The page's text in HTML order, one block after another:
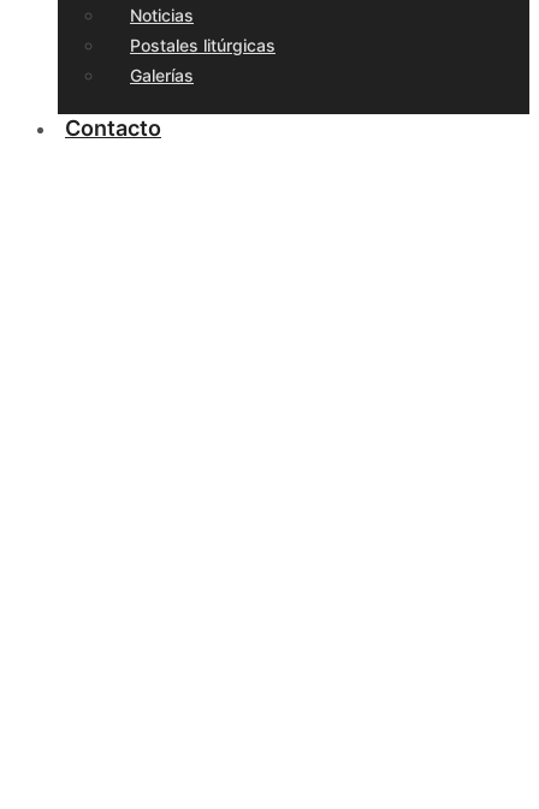
Noticias
Postales litúrgicas
Galerías
Contacto